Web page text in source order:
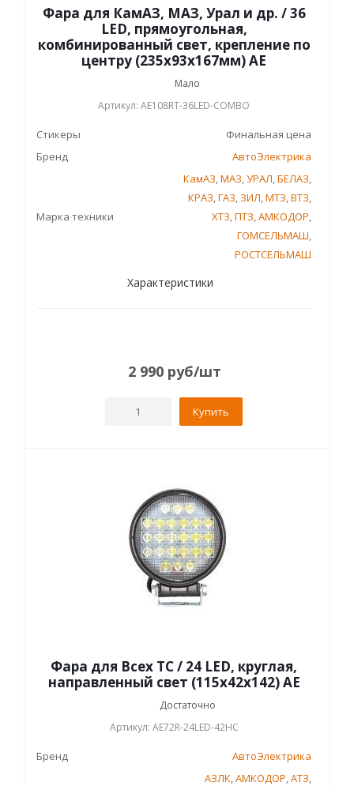
Фара для КамАЗ, МАЗ, Урал и др. / 36
LED, прямоугольная,
комбинированный свет, крепление по
центру (235х93х167мм) АЕ
Мало
Артикул: AE108RT-36LED-COMBO
Стикеры
Финальная цена
Бренд
АвтоЭлектрика
Марка техники
КамАЗ,МАЗ,УРАЛ,БЕЛАЗ,
КРАЗ,ГАЗ, ЗИЛ,МТЗ,ВТЗ,
ХТЗ,ПТЗ,АМКОДОР,
ГОМСЕЛЬМАШ,
РОСТСЕЛЬМАШ
Характеристики
2 990руб/шт
Купить
Фара для Всех ТС / 24 LED, круглая,
направленный свет (115х42х142) АЕ
Достаточно
Артикул: AE72R-24LED-42HC
Бренд АвтоЭлектрика
АЗЛК,АМКОДОР,АТЗ,